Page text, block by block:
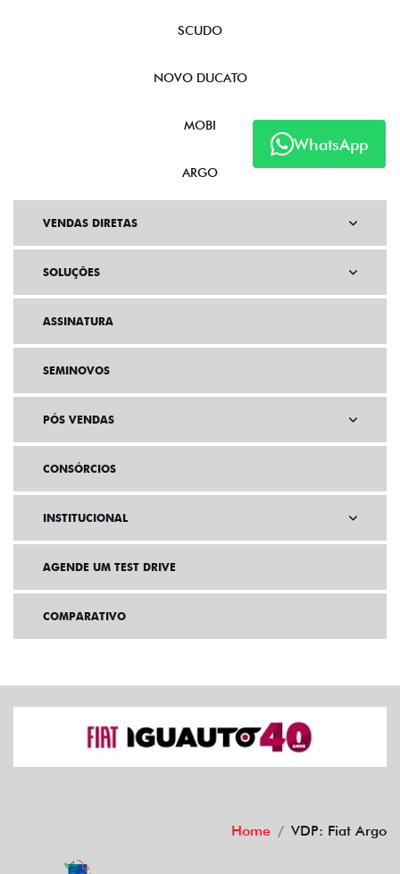
WhatsApp
SCUDO
NOVO DUCATO
MOBI
ARGO
VENDAS DIRETAS
SOLUÇÕES
ASSINATURA
SEMINOVOS
PÓS VENDAS
CONSÓRCIOS
INSTITUCIONAL
AGENDE UM TEST DRIVE
COMPARATIVO
Home VDP: Fiat Argo